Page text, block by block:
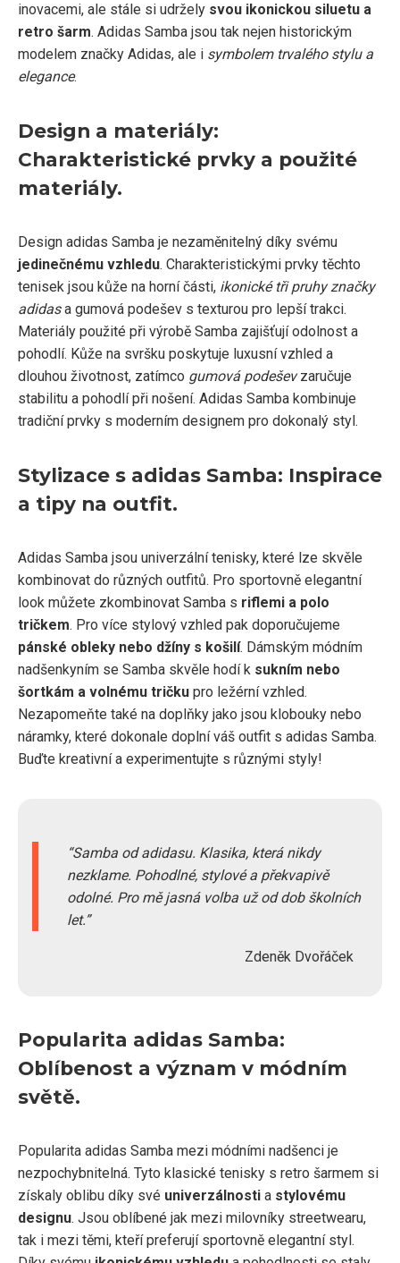
inovacemi, ale stále si udržely svou ikonickou siluetu a
retro šarm. Adidas Samba jsou tak nejen historickým
modelem značky Adidas, ale i symbolem trvalého stylu a
elegance.
Design a materiály:
Charakteristické prvky a použité
materiály.
Design adidas Samba je nezaměnitelný díky svému
jedinečnému vzhledu. Charakteristickými prvky těchto
tenisek jsou kůže na horní části, ikonické tři pruhy značky
adidasa gumová podešev s texturou pro lepší trakci.
Materiály použité při výrobě Samba zajišťují odolnost a
pohodlí. Kůže na svršku poskytuje luxusní vzhled a
dlouhou životnost, zatímco gumová podeševzaručuje
stabilitu a pohodlí při nošení. Adidas Samba kombinuje
tradiční prvky s moderním designem pro dokonalý styl.
Stylizace s adidas Samba: Inspirace
a tipy na outfit.
Adidas Samba jsou univerzální tenisky, které lze skvěle
kombinovat do různých outfitů. Pro sportovně elegantní
look můžete zkombinovat Samba s riflemi a polo
tričkem. Pro více stylový vzhled pak doporučujeme
pánské obleky nebo džíny s košilí. Dámským módním
nadšenkyním se Samba skvěle hodí k sukním nebo
šortkám a volnému tričku pro ležérní vzhled.
Nezapomeňte také na doplňky jako jsou klobouky nebo
náramky, které dokonale doplní váš outfit s adidas Samba.
Buďte kreativní a experimentujte s různými styly!
Samba od adidasu. Klasika, která nikdy
nezklame. Pohodlné, stylové a překvapivě
odolné. Pro mě jasná volba už od dob školních
let.
Zdeněk Dvořáček
Popularita adidas Samba:
Oblíbenost a význam v módním
světě.
Popularita adidas Samba mezi módními nadšenci je
nezpochybnitelná. Tyto klasické tenisky s retro šarmem si
získaly oblibu díky své univerzálnosti a stylovému
designu. Jsou oblíbené jak mezi milovníky streetwearu,
tak i mezi těmi, kteří preferují sportovně elegantní styl.